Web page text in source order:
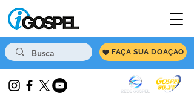
FAÇA SUA DOAÇÃO